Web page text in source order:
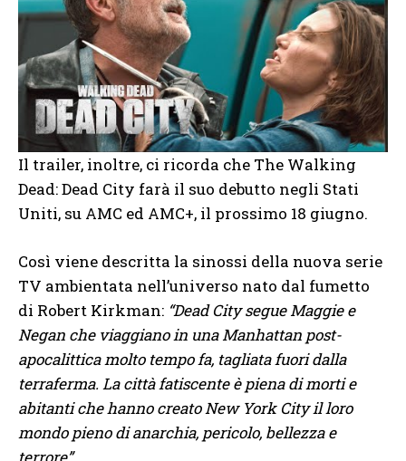
Il trailer, inoltre, ci ricorda che The Walking
Dead: Dead City farà il suo debutto negli Stati
Uniti, su AMC ed AMC+, il prossimo 18 giugno.
Così viene descritta la sinossi della nuova serie
TV ambientata nell’universo nato dal fumetto
di Robert Kirkman: “Dead City segue Maggie e
Negan che viaggiano in una Manhattan post-
apocalittica molto tempo fa, tagliata fuori dalla
terraferma. La città fatiscente è piena di morti e
abitanti che hanno creato New York City il loro
mondo pieno di anarchia, pericolo, bellezza e